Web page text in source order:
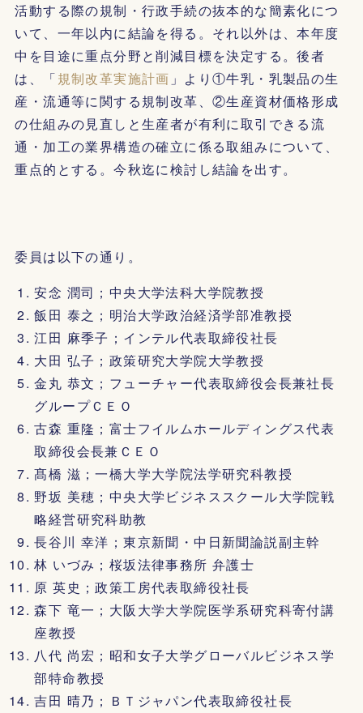
活動する際の規制・行政手続の抜本的な簡素化につ
いて、一年以内に結論を得る。それ以外は、本年度
中を目途に重点分野と削減目標を決定する。後者
は、「規制改革実施計画 」より①牛乳・乳製品の生
産・流通等に関する規制改革、②生産資材価格形成
の仕組みの見直しと生産者が有利に取引できる流
通・加工の業界構造の確立に係る取組みについて、
重点的とする。今秋迄に検討し結論を出す。
委員は以下の通り。
安念 潤司；中央大学法科大学院教授
飯田 泰之；明治大学政治経済学部准教授
江田 麻季子；インテル代表取締役社長
大田 弘子；政策研究大学院大学教授
金丸 恭文；フューチャー代表取締役会長兼社長
グループＣＥＯ
古森 重隆；富士フイルムホールディングス代表
取締役会長兼ＣＥＯ
髙橋 滋；一橋大学大学院法学研究科教授
野坂 美穂；中央大学ビジネススクール大学院戦
略経営研究科助教
長谷川 幸洋；東京新聞・中日新聞論説副主幹
林 いづみ；桜坂法律事務所 弁護士
原 英史；政策工房代表取締役社長
森下 竜一；大阪大学大学院医学系研究科寄付講
座教授
八代 尚宏；昭和女子大学グローバルビジネス学
部特命教授
吉田 晴乃；ＢＴジャパン代表取締役社長